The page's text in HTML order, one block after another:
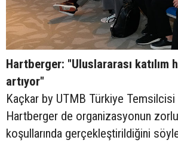
Hartberger: "Uluslararası katılım
artıyor"
Kaçkar by UTMB Türkiye Temsilcisi
Hartberger de organizasyonun
koşullarında gerçekleştirildiğini